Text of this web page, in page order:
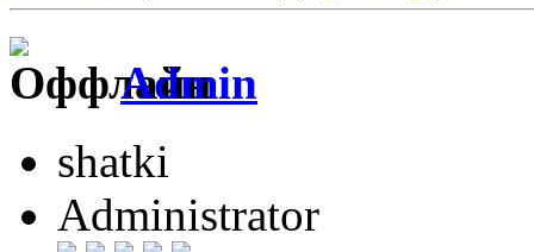
Admin
shatki
Administrator